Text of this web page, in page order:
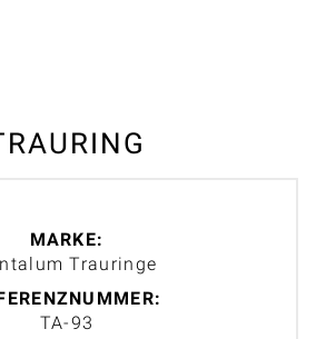
MARKE:
Trauringe
TA-93